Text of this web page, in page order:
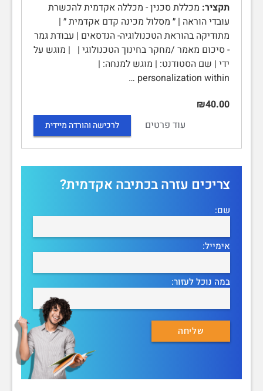
תקציר: מכללת סכנין - מכללה אקדמית להכשרת
עובדי הוראה | ״ מסלול מכינה קדם אקדמית ״ |
מתודיקה בהוראת הטכנולוגיה- הנדסאים | עבודת גמר
- סיכום מאמר /מחקר בחינוך הטכנולוגי | | מוגש על
ידי | שם הסטודנט: | מוגש למנחה: |
personalization within …
₪40.00
עוד פרטים
לרכישה והורדה מיידית
צריכים עזרה בכתיבה אקדמית?
שם:
אימייל:
במה נוכל לעזור: